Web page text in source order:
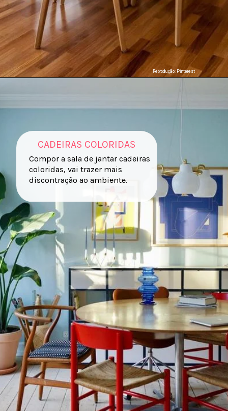
Reprodução: Pinterest
CADEIRAS COLORIDAS
Compor a sala de jantar cadeiras
coloridas, vai trazer mais
discontração ao ambiente.